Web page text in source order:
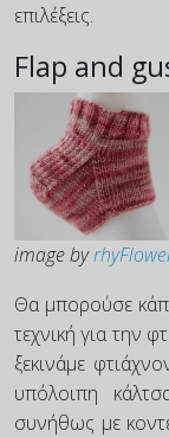
επιλέξεις.
Flap and
image by
Θα μπορούσε
τεχνική για την
ξεκινάμε
υπόλοιπη
συνήθως με